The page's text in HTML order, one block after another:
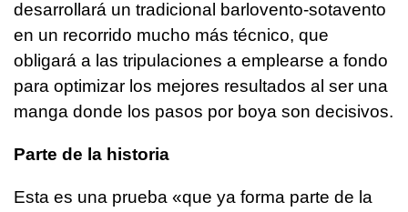
desarrollará un tradicional barlovento-sotavento
en un recorrido mucho más técnico, que
obligará a las tripulaciones a emplearse a fondo
para optimizar los mejores resultados al ser una
manga donde los pasos por boya son decisivos.
Parte de la historia
Esta es una prueba «que ya forma parte de la